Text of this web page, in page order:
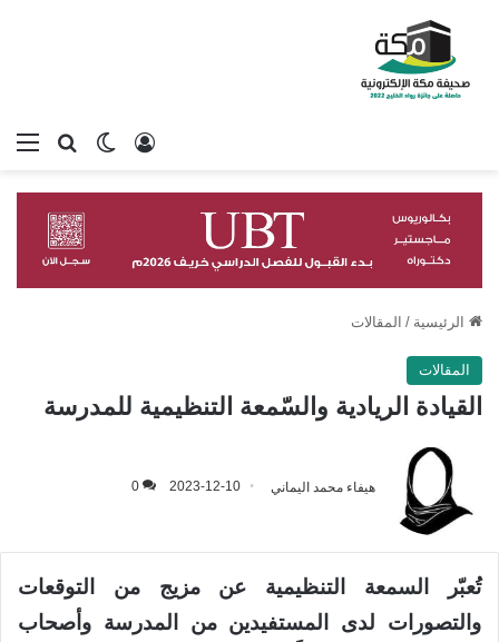
بحثالوضع
تسجيل الدخول
الرئيسية / المقالات
المقالات
القيادة الريادية والسّمعة التنظيمية للمدرسة
هيفاء محمد اليماني 2023-12-10
0
تُعبّر السمعة التنظيمية عن مزيج من التوقعات
والتصورات لدى المستفيدين من المدرسة وأصحاب